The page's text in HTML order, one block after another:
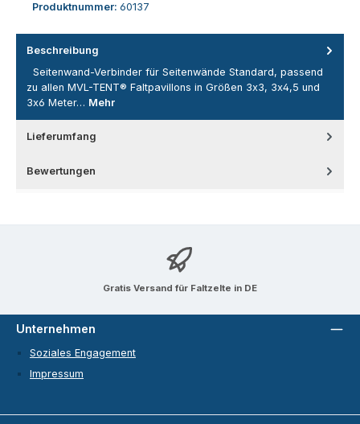
Produktnummer: 60137
Beschreibung
Seitenwand-Verbinder für Seitenwände Standard, passend
zu allen MVL-TENT® Faltpavillons in Größen 3x3, 3x4,5 und
3x6 Meter… Mehr
Lieferumfang
Bewertungen
Gratis Versand für Faltzelte in DE
Unternehmen
Soziales Engagement
Impressum